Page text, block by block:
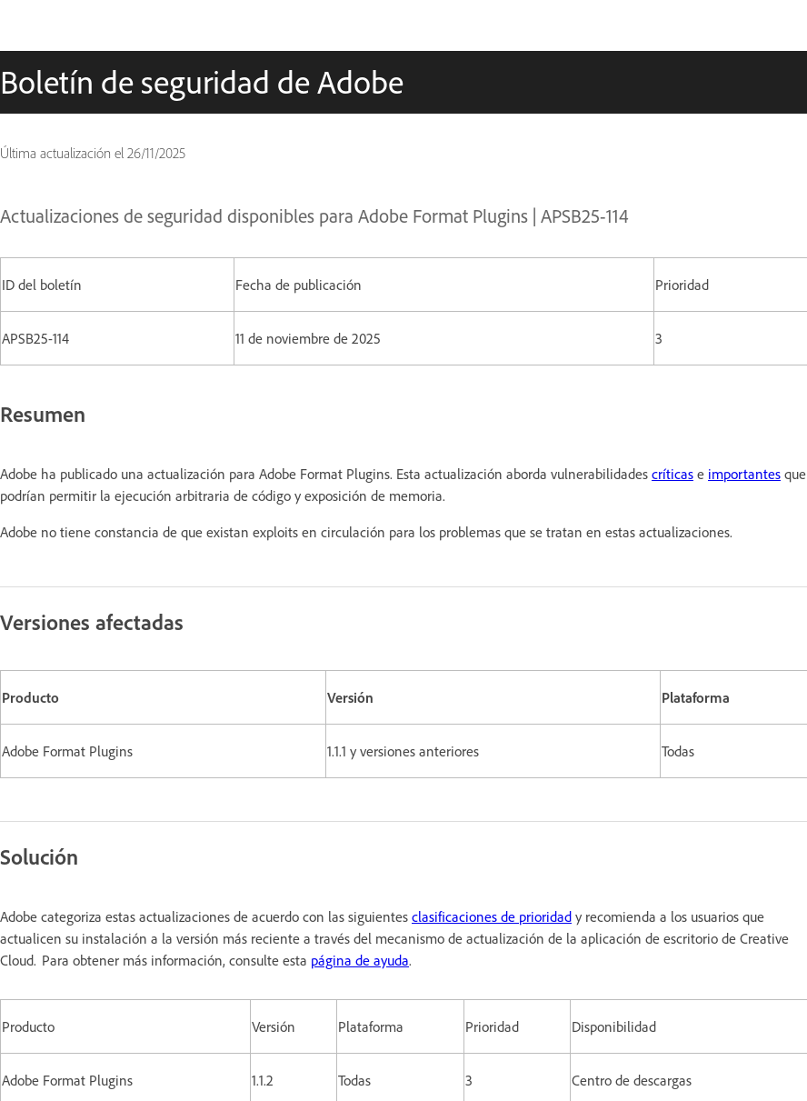
Boletín de seguridad de Adobe
Última actualización el 26/11/2025
Actualizaciones de seguridad disponibles para Adobe Format Plugins | APSB25-114
ID del boletín Fecha de publicación Prioridad
APSB25-114 11 de noviembre de 2025 3
Resumen
Adobe ha publicado una actualización para Adobe Format Plugins. Esta actualización aborda vulnerabilidades críticas e importantes que
podrían permitir la ejecución arbitraria de código y exposición de memoria.
Adobe no tiene constancia de que existan exploits en circulación para los problemas que se tratan en estas actualizaciones.
Versiones afectadas
Producto Versión Plataforma
Adobe Format Plugins 1.1.1 y versiones anteriores Todas
Solución
Adobe categoriza estas actualizaciones de acuerdo con las siguientes clasificaciones de prioridad y recomienda a los usuarios que
actualicen su instalación a la versión más reciente a través del mecanismo de actualización de la aplicación de escritorio de Creative
Cloud. Para obtener más información, consulte esta página de ayuda.
Producto Versión Plataforma Prioridad Disponibilidad
Adobe Format Plugins 1.1.2 Todas 3 Centro de descargas